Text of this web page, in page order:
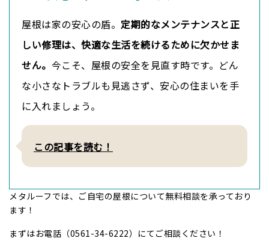
屋根は家の安心の盾。 定期的なメンテナンスと正
しい修理は、快適な生活を続けるために欠かせま
せん。 今こそ、屋根の安全を見直す時です。どん
な小さなトラブルも見逃さず、安心の住まいを手
に入れましょう。
この記事を読む！
メタルーフでは、ご自宅の屋根について無料相談を承っており
ます！
まずはお電話（0561-34-6222）にてご相談ください！